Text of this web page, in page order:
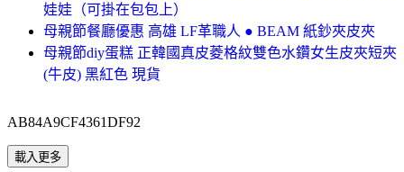
娃娃（可掛在包包上）
母親節餐廳優惠 高雄 LF革職人 ● BEAM 紙鈔夾皮夾
母親節diy蛋糕 正韓國真皮菱格紋雙色水鑽女生皮夾短夾
(牛皮) 黑紅色 現貨
AB84A9CF4361DF92
載入更多